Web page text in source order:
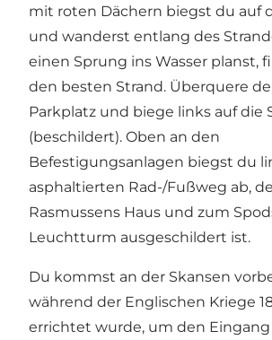
mit roten Dächern biegst du auf
und wanderst entlang des
einen Sprung ins Wasser planst,
den besten Strand. Überquere
Parkplatz und biege links auf die
(beschildert). Oben an den
Befestigungsanlagen biegst du
asphaltierten Rad-/Fußweg ab,
Rasmussens Haus und zum
Leuchtturm ausgeschildert ist.
Du kommst an der Skansen
während der Englischen Kriege
errichtet wurde, um den